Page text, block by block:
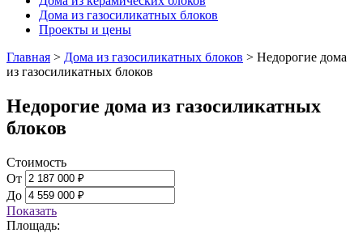
Дома из газосиликатных блоков
Проекты и цены
Главная > Дома из газосиликатных блоков > Недорогие дома
из газосиликатных блоков
Недорогие дома из газосиликатных
блоков
Стоимость
От
До
Показать
Площадь: